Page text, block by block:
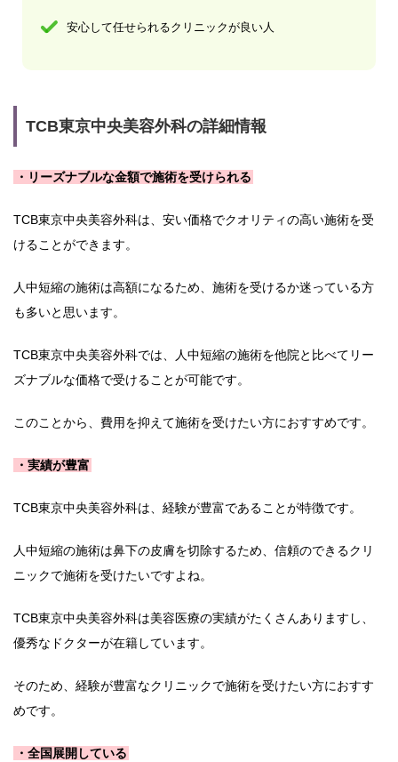
安心して任せられるクリニックが良い人
TCB東京中央美容外科の詳細情報
・リーズナブルな金額で施術を受けられる
TCB東京中央美容外科は、安い価格でクオリティの高い施術を受
けることができます。
人中短縮の施術は高額になるため、施術を受けるか迷っている方
も多いと思います。
TCB東京中央美容外科では、人中短縮の施術を他院と比べてリー
ズナブルな価格で受けることが可能です。
このことから、費用を抑えて施術を受けたい方におすすめです。
・実績が豊富
TCB東京中央美容外科は、経験が豊富であることが特徴です。
人中短縮の施術は鼻下の皮膚を切除するため、信頼のできるクリ
ニックで施術を受けたいですよね。
TCB東京中央美容外科は美容医療の実績がたくさんありますし、
優秀なドクターが在籍しています。
そのため、経験が豊富なクリニックで施術を受けたい方におすす
めです。
・全国展開している